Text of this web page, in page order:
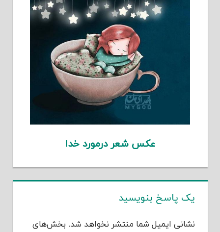
عکس شعر درمورد خدا
یک پاسخ بنویسید
نشانی ایمیل شما منتشر نخواهد شد. بخش‌های